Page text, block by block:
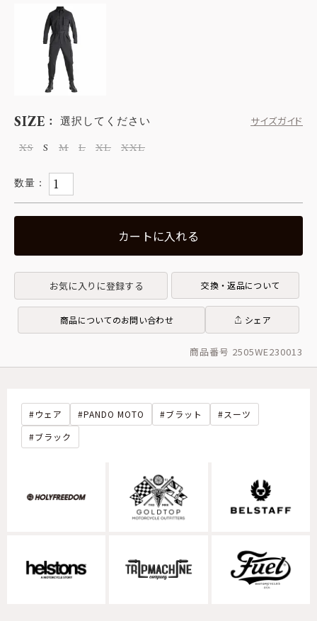
SIZE 選択してください
サイズガイド
XS
S M L XL XXL
カートに入れる
お気に入りに登録する 交換・返品について
商品についてのお問い合わせ シェア
商品番号 2505WE230013
ウェア PANDO MOTO ブラット
スーツ
ブラック